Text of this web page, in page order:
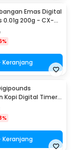
Emas Digital
0.01g 200g - CX-
Keranjang
Kopi Digital Timer
3kg 0.1g - CK2150
Keranjang